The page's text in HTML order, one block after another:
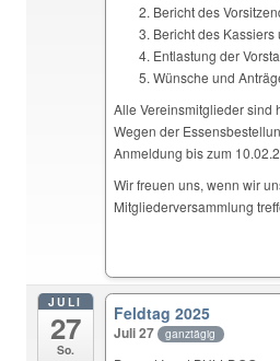
Bericht des
Bericht des
Entlastung der
Wünsche und
Alle Vereinsmitglieder sind
Wegen der
Anmeldung bis zum
Wir freuen uns, wenn wir
Mitgliederversammlung
JULI
27
So.
Feldtag 2025
Juli 27 ganztägig